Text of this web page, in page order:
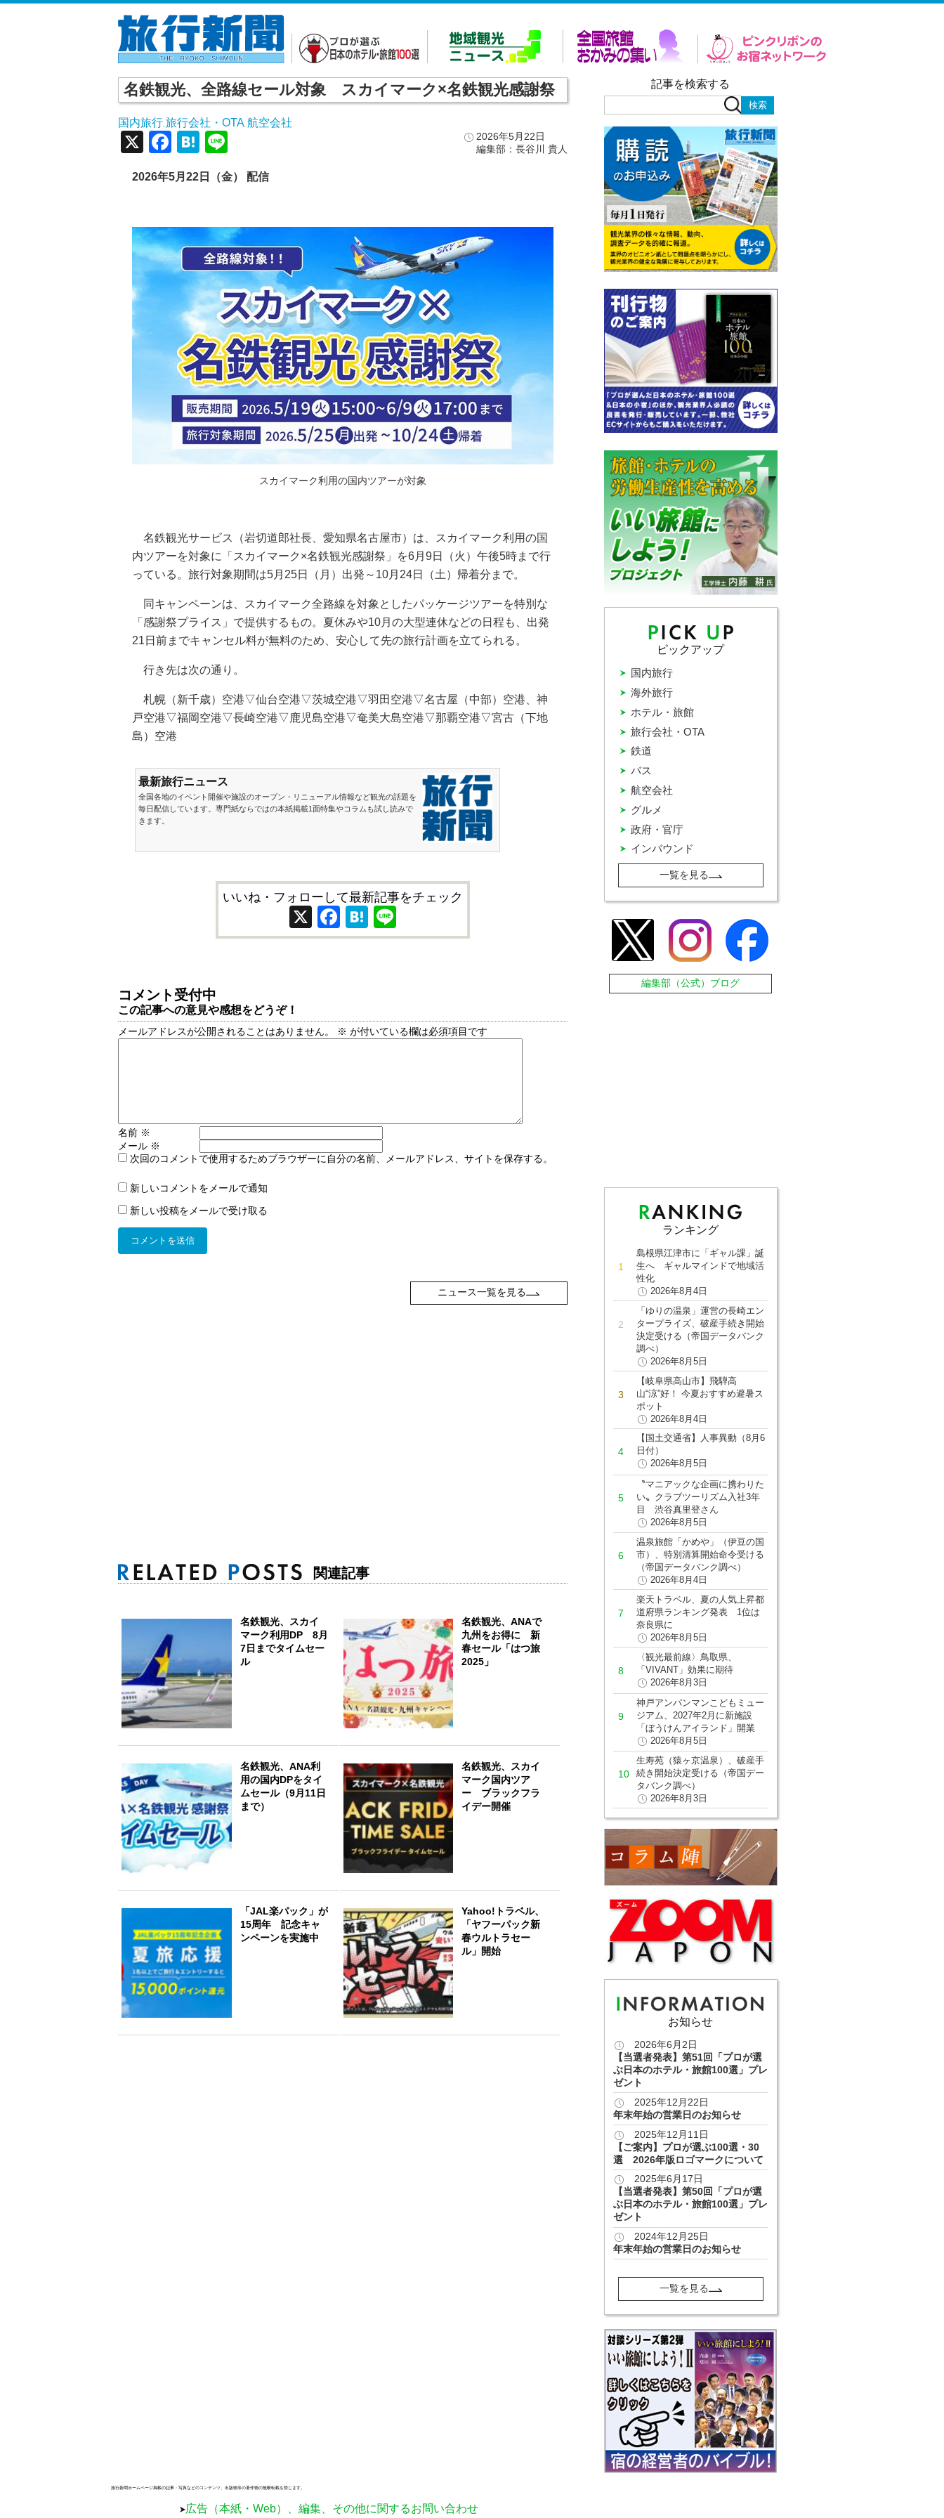
名鉄観光、全路線セール対象 スカイマーク×名鉄観光感謝祭
国内旅行 旅行会社・OTA 航空会社
2026年5月22日
編集部：長谷川 貴人
X Facebook
Hatena
2026年5月22 日（金） 配信
スカイマーク利用の国内ツアーが対象
名鉄観光サービス（岩切道郎社長、愛知県名古屋市）は、スカイマーク利用の国
内ツアーを対象に「スカイマーク×名鉄観光感謝祭」を6月9日（火）午後5時まで行
っている。旅行対象期間は5月25日（月）出発～10月24日（土）帰着分まで。
同キャンペーンは、スカイマーク全路線を対象としたパッケージツアーを特別な
「感謝祭プライス」で提供するもの。夏休みや10月の大型連休などの日程も、出発
21日前までキャンセル料が無料のため、安心して先の旅行計画を立てられる。
行き先は次の通り。
札幌（新千歳）空港▽仙台空港▽茨城空港▽羽田空港▽名古屋（中部）空港、神
戸空港▽福岡空港▽長崎空港▽鹿児島空港▽奄美大島空港▽那覇空港▽宮古（下地
島）空港
最新旅行ニュース
全国各地のイベント開催や施設のオープン・リニューアル情報など観光の話題を
毎日配信しています。専門紙ならではの本紙掲載1面特集やコラムも試し読みで
きます。
いいね・フォローして最新記事をチェック
X Facebook
Hatena
コメント受付中
この記事への意見や感想をどうぞ！
メールアドレスが公開されることはありません。 ※ が付いている欄は必須項目です
名前 ※
メール ※
次回のコメントで使用するためブラウザーに自分の名前、メールアドレス、サイトを保存する。
新しいコメントをメールで通知
新しい投稿をメールで受け取る
ニュース一覧を見る
関連記事
名鉄観光、スカイ
マーク利用DP 8月
7日までタイムセー
ル
名鉄観光、ANAで
九州をお得に 新
春セール「はつ旅
2025」
名鉄観光、ANA利
用の国内DPをタイ
ムセール（9月11日
まで）
名鉄観光、スカイ
マーク国内ツア
ー ブラックフラ
イデー開催
「JAL楽パック」が
15周年 記念キャ
ンペーンを実施中
Yahoo!トラベル、
「ヤフーパック新
春ウルトラセー
ル」開始
記事を検索する
ピックアップ
インバウンド
グルメ
バス
ホテル・旅館
国内旅行
政府・官庁
旅行会社・OTA
海外旅行
航空会社
鉄道
一覧を見る
編集部（公式）ブログ
ランキング
島根県江津市に「ギャル課」誕
生へ ギャルマインドで地域活
性化
2026年8月4日
「ゆりの温泉」運営の長崎エン
タープライズ、破産手続き開始
決定受ける（帝国データバンク
調べ）
2026年8月5日
【岐阜県高山市】飛騨高
山“涼”好！ 今夏おすすめ避暑ス
ポット
2026年8月4日
【国土交通省】人事異動（8月6
日付）
2026年8月5日
〝マニアックな企画に携わりた
い〟クラブツーリズム入社3年
目 渋谷真里登さん
2026年8月5日
温泉旅館「かめや」（伊豆の国
市）、特別清算開始命令受ける
（帝国データバンク調べ）
2026年8月4日
楽天トラベル、夏の人気上昇都
道府県ランキング発表 1位は
奈良県に
2026年8月5日
〈観光最前線〉鳥取県、
「VIVANT」効果に期待
2026年8月3日
神戸アンパンマンこどもミュー
ジアム、2027年2月に新施設
「ぼうけんアイランド」開業
2026年8月5日
生寿苑（猿ヶ京温泉）、破産手
続き開始決定受ける（帝国デー
タバンク調べ）
2026年8月3日
お知らせ
2026年6月2日
【当選者発表】第51回「プロが選
ぶ日本のホテル・旅館100選」プレ
ゼント
2025年12月22日
年末年始の営業日のお知らせ
2025年12月11日
【ご案内】プロが選ぶ100選・30
選 2026年版ロゴマークについて
2025年6月17日
【当選者発表】第50回「プロが選
ぶ日本のホテル・旅館100選」プレ
ゼント
2024年12月25日
年末年始の営業日のお知らせ
一覧を見る
旅行新聞ホームページ掲載の記事・写真などのコンテンツ、出版物等の著作物の無断転載を禁じます。
広告（本紙・Web）、編集、その他に関するお問い合わせ